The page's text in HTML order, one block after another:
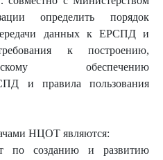
определить порядок
данных к ЕРСПД и
к построению,
обеспечению
и правила пользования
НЦОТ являются:
по созданию и развитию